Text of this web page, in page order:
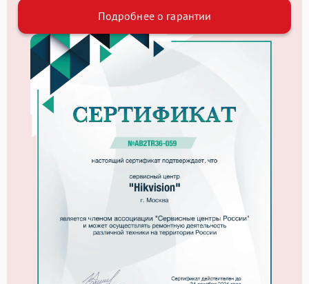
Подробнее о гарантии